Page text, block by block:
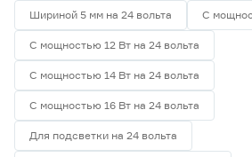
Шириной 5 мм на 24 вольта С
С мощностью 12 Вт на 24 вольта
С мощностью 14 Вт на 24 вольта
С мощностью 16 Вт на 24 вольта
Для подсветки на 24 вольта